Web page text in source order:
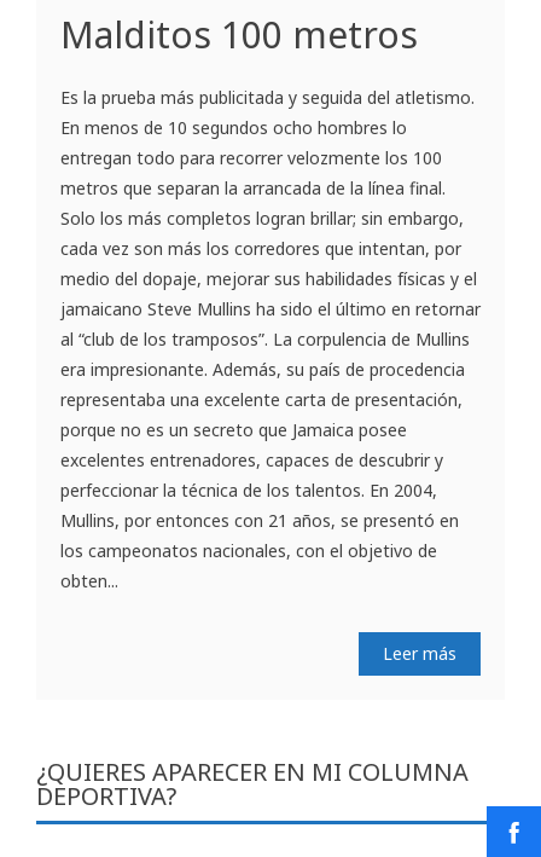
Malditos 100 metros
Es la prueba más publicitada y seguida del atletismo.
En menos de 10 segundos ocho hombres lo
entregan todo para recorrer velozmente los 100
metros que separan la arrancada de la línea final.
Solo los más completos logran brillar; sin embargo,
cada vez son más los corredores que intentan, por
medio del dopaje, mejorar sus habilidades físicas y el
jamaicano Steve Mullins ha sido el último en retornar
al “club de los tramposos”. La corpulencia de Mullins
era impresionante. Además, su país de procedencia
representaba una excelente carta de presentación,
porque no es un secreto que Jamaica posee
excelentes entrenadores, capaces de descubrir y
perfeccionar la técnica de los talentos. En 2004,
Mullins, por entonces con 21 años, se presentó en
los campeonatos nacionales, con el objetivo de
obten...
Leer más
¿QUIERES APARECER EN MI COLUMNA
DEPORTIVA?